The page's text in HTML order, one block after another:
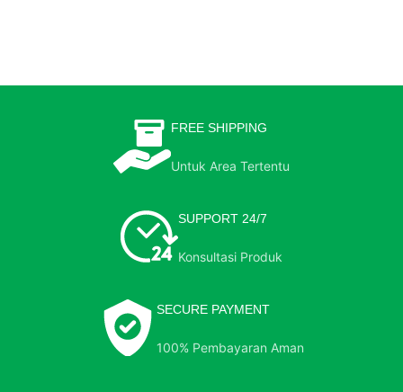
FREE SHIPPING
Untuk Area Tertentu
SUPPORT 24/7
Konsultasi Produk
SECURE PAYMENT
100% Pembayaran Aman